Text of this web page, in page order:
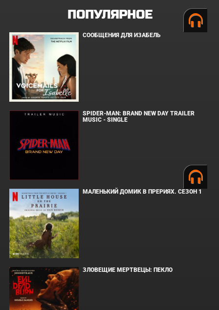
ПОПУЛЯРНОЕ
СООБЩЕНИЯ ДЛЯ ИЗАБЕЛЬ
SPIDER-MAN: BRAND NEW DAY TRAILER
MUSIC - SINGLE
МАЛЕНЬКИЙ ДОМИК В ПРЕРИЯХ. СЕЗОН 1
ЗЛОВЕЩИЕ МЕРТВЕЦЫ: ПЕКЛО